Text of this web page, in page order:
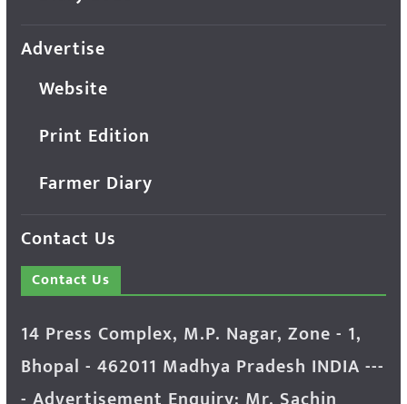
Advertise
Website
Print Edition
Farmer Diary
Contact Us
Contact Us
14 Press Complex, M.P. Nagar, Zone - 1,
Bhopal - 462011 Madhya Pradesh INDIA ---